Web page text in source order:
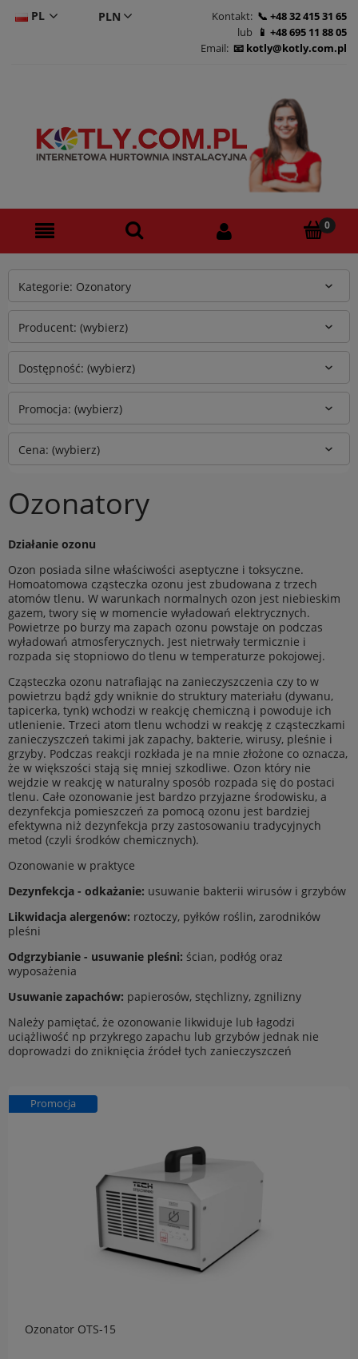
PL Kontakt:
+48 32 415 31 65
lub
+48 695 11 88 05
Email:
kotly@kotly.com.pl
Kategorie: Ozonatory
Producent: (wybierz)
Dostępność: (wybierz)
Cena: (wybierz)
Promocja: (wybierz)
Ozonatory
Działanie ozonu
Ozon posiada silne właściwości aseptyczne i toksyczne.
Homoatomowa cząsteczka ozonu jest zbudowana z trzech
atomów tlenu. W warunkach normalnych ozon jest niebieskim
gazem, twory się w momencie wyładowań elektrycznych.
Powietrze po burzy ma zapach ozonu powstaje on podczas
wyładowań atmosferycznych. Jest nietrwały termicznie i
rozpada się stopniowo do tlenu w temperaturze pokojowej.
Cząsteczka ozonu natrafiając na zanieczyszczenia czy to w
powietrzu bądź gdy wniknie do struktury materiału (dywanu,
tapicerka, tynk) wchodzi w reakcję chemiczną i powoduje ich
utlenienie. Trzeci atom tlenu wchodzi w reakcję z cząsteczkami
zanieczyszczeń takimi jak zapachy, bakterie, wirusy, pleśnie i
grzyby. Podczas reakcji rozkłada je na mnie złożone co oznacza,
że w większości stają się mniej szkodliwe. Ozon który nie
wejdzie w reakcję w naturalny sposób rozpada się do postaci
tlenu. Całe ozonowanie jest bardzo przyjazne środowisku, a
dezynfekcja pomieszczeń za pomocą ozonu jest bardziej
efektywna niż dezynfekcja przy zastosowaniu tradycyjnych
metod (czyli środków chemicznych).
Ozonowanie w praktyce
Dezynfekcja - odkażanie: usuwanie bakterii wirusów i grzybów
Likwidacja alergenów: roztoczy, pyłków roślin, zarodników
pleśni
Odgrzybianie - usuwanie pleśni: ścian, podłóg oraz
wyposażenia
Usuwanie zapachów: papierosów, stęchlizny, zgnilizny
Należy pamiętać, że ozonowanie likwiduje lub łagodzi
uciążliwość np przykrego zapachu lub grzybów jednak nie
doprowadzi do zniknięcia źródeł tych zanieczyszczeń
Ozonator OTS-15
Promocja